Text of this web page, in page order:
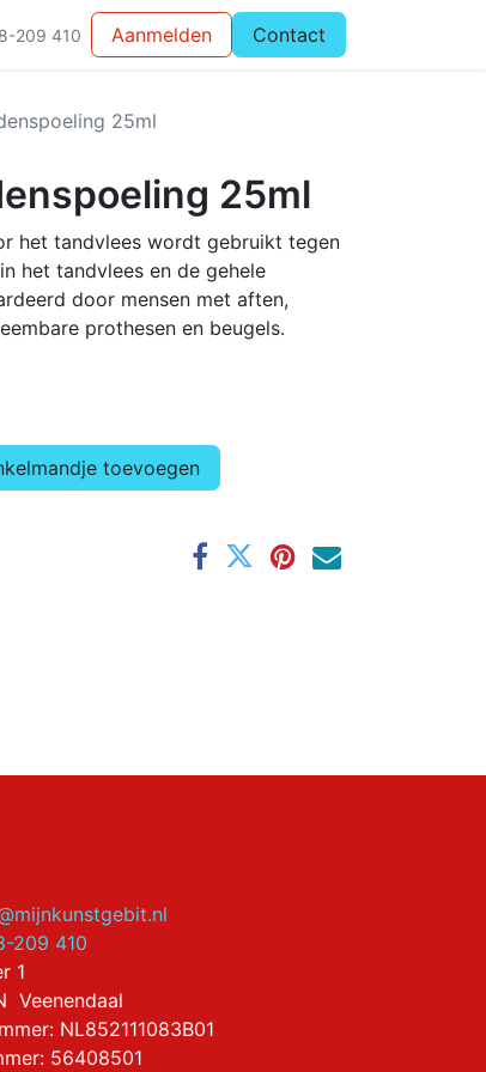
209 410 Aanmelden Contact
25ml
25ml
het tandvlees wordt gebruikt tegen
het tandvlees en de gehele
door mensen met aften,
prothesen en beugels.
toevoegen
209 410
1
Veenendaal
NL852111083B01
56408501